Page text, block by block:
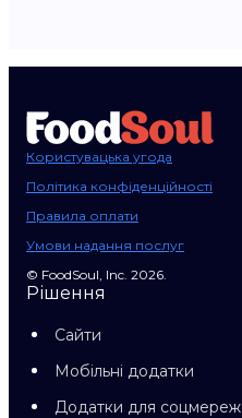
Користувацька угода
Політика конфіденційності
Правила оплати
Умови надання послуг
© FoodSoul, Inc. 2026.
Рішення
Сайти
Мобільні додатки
Додатки для соцмереж